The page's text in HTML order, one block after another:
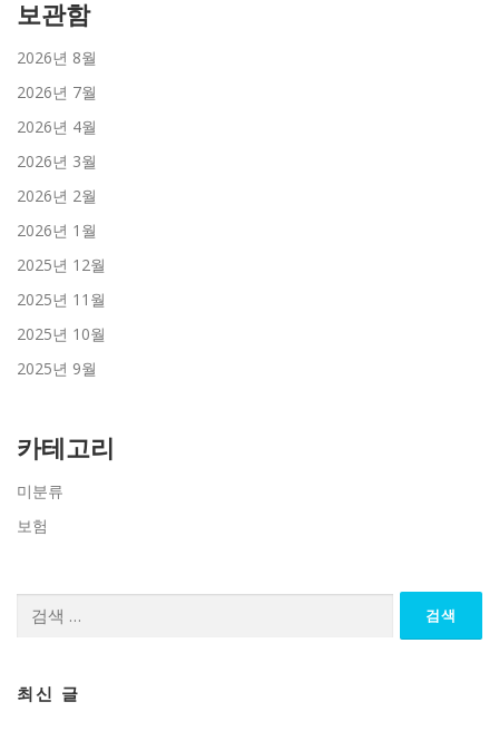
보관함
2026년 8월
2026년 7월
2026년 4월
2026년 3월
2026년 2월
2026년 1월
2025년 12월
2025년 11월
2025년 10월
2025년 9월
카테고리
미분류
보험
최신 글